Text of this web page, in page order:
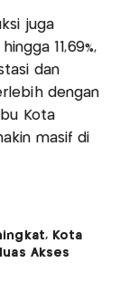
juga
11,69%,
dan
dengan
Kota
masif di
Kota
Akses